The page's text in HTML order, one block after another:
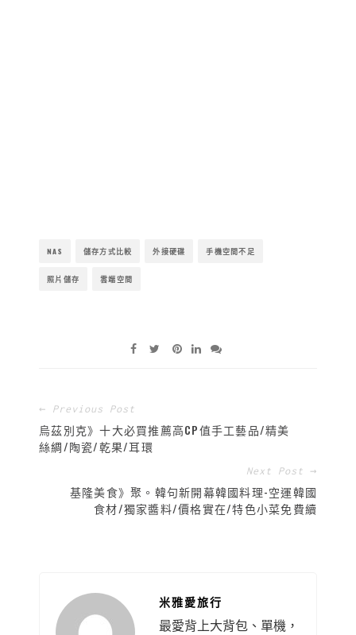
NAS 儲存方式比較 外接硬碟 手機空間不足
照片儲存 雲端空間
← Previous Post
烏茲別克》十大必買推薦高CP值手工藝品/精美
絲綢/陶瓷/乾果/耳環
Next Post →
基隆美食》聚。韓句新開幕韓國料理-空運韓國
食材/獨家醬料/價格實在/特色小菜免費續
米雅愛旅行
最愛背上大背包、單機，